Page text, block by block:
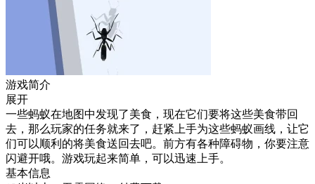
游戏简介
展开
一些蚂蚁在地图中发现了美食，现在它们要将这些美食带回
去，那么玩家的任务就来了，赶紧上手为这些蚂蚁画线，让它
们可以顺利的将美食送回去吧。前方有各种障碍物，你要注意
闪避开哦。游戏玩起来简单，可以迅速上手。
基本信息